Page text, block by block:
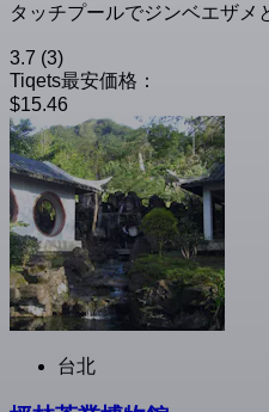
タッチプールでジンベエザメ
3.7 (3)
Tiqets最安価格：
$15.46
台北